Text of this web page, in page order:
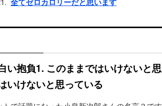
い抱負1. このままではいけないと
いけないと思っている